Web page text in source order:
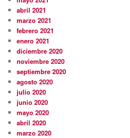
abril 2021
marzo 2021
febrero 2021
enero 2021
diciembre 2020
noviembre 2020
septiembre 2020
agosto 2020
julio 2020
junio 2020
mayo 2020
abril 2020
marzo 2020